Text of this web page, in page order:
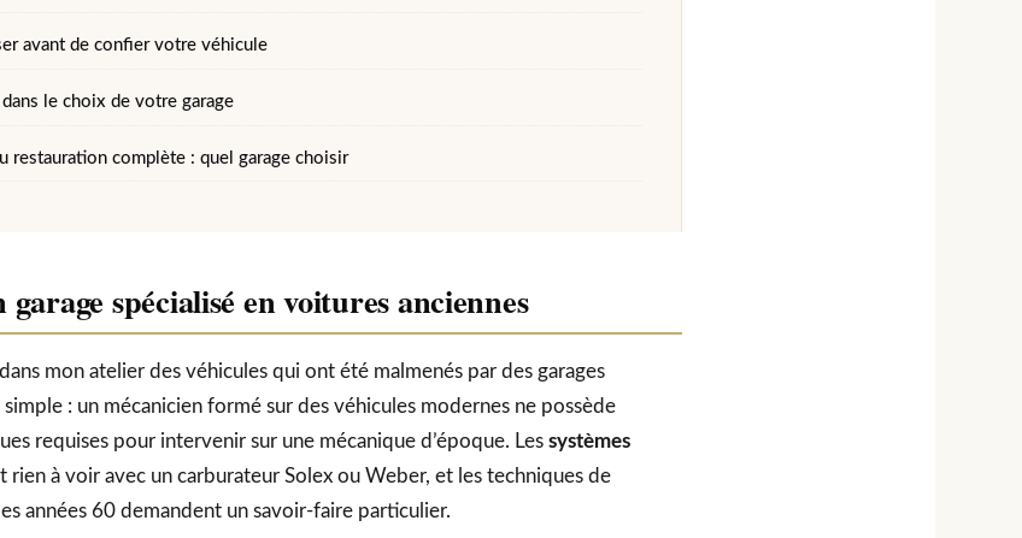
avant de confier votre véhicule
le choix de votre garage
restauration complète : quel garage choisir
spécialisé en voitures anciennes
mon atelier des véhicules qui ont été malmenés par des garages
: un mécanicien formé sur des véhicules modernes ne possède
requises pour intervenir sur une mécanique d’époque. Les systèmes
rien à voir avec un carburateur Solex ou Weber, et les techniques de
années 60 demandent un savoir-faire particulier.